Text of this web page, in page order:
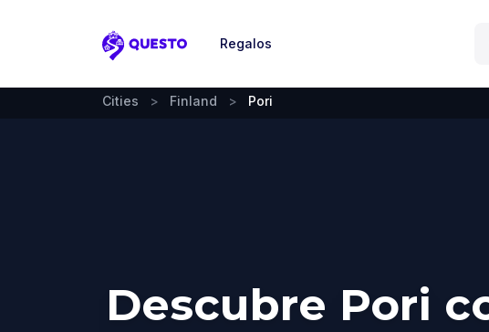
Questo
Regalos
Cities > Finland > Pori
Descubre Pori